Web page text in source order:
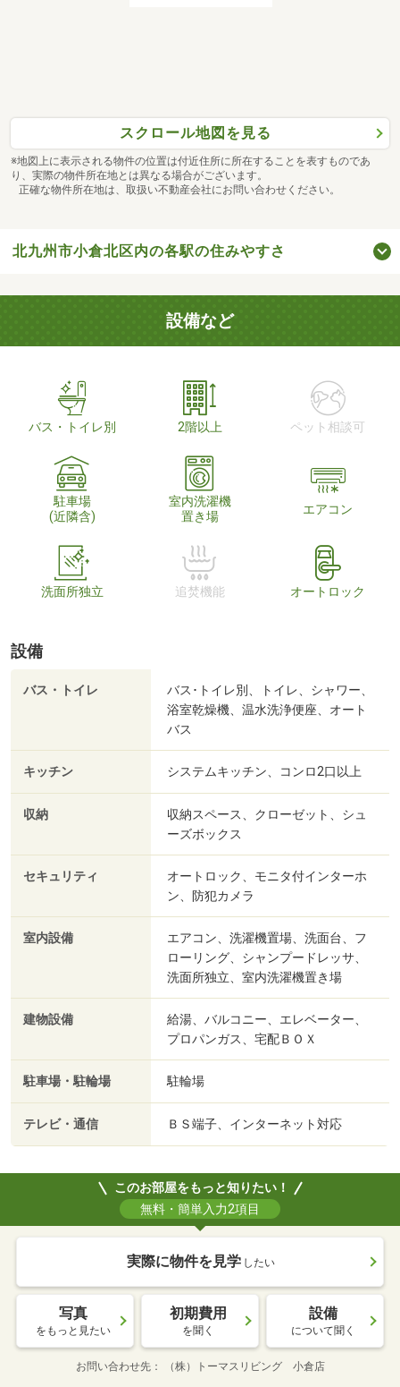
スクロール地図を見る
※地図上に表示される物件の位置は付近住所に所在することを表すものであ
り、実際の物件所在地とは異なる場合がございます。
正確な物件所在地は、取扱い不動産会社にお問い合わせください。
北九州市小倉北区内の各駅の住みやすさ
設備など
バス・トイレ別 2階以上 ペット相談可
駐車場
(近隣含)
室内洗濯機
置き場
エアコン
洗面所独立 追焚機能 オートロック
設備
バス・トイレ
バス･トイレ別、トイレ、シャワー、
浴室乾燥機、温水洗浄便座、オート
バス
キッチン システムキッチン、コンロ2口以上
収納
収納スペース、クローゼット、シュ
ーズボックス
セキュリティ
オートロック、モニタ付インターホ
ン、防犯カメラ
室内設備
エアコン、洗濯機置場、洗面台、フ
ローリング、シャンプードレッサ、
洗面所独立、室内洗濯機置き場
建物設備
給湯、バルコニー、エレベーター、
プロパンガス、宅配ＢＯＸ
駐車場・駐輪場 駐輪場
テレビ・通信 ＢＳ端子、インターネット対応
このお部屋をもっと知りたい！
無料・簡単入力2項目
実際に物件を見学 したい
写真
をもっと見たい
初期費用
を聞く
設備
について聞く
お問い合わせ先 （株）トーマスリビング 小倉店